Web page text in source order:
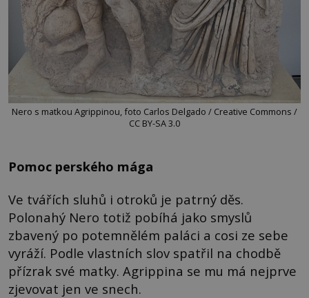
Nero s matkou Agrippinou, foto Carlos Delgado / Creative Commons /
CC BY-SA 3.0
Pomoc perského mága
Ve tvářích sluhů i otroků je patrný děs.
Polonahý Nero totiž pobíhá jako smyslů
zbavený po potemnělém paláci a cosi ze sebe
vyráží. Podle vlastních slov spatřil na chodbě
přízrak své matky. Agrippina se mu má nejprve
zjevovat jen ve snech.